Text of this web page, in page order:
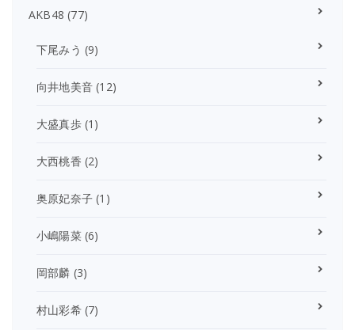
AKB48 (77)
下尾みう (9)
向井地美音 (12)
大盛真歩(1)
大西桃香 (2)
奥原妃奈子 (1)
小嶋陽菜(6)
岡部麟 (3)
村山彩希(7)